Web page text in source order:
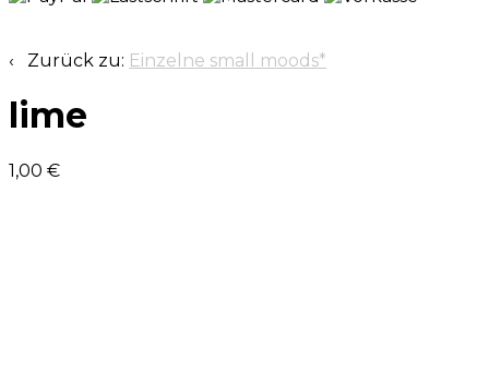
‹ Zurück zu: Einzelne small moods*
lime
1,00 €